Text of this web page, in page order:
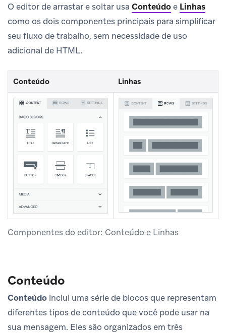
O editor de arrastar e soltar usa Conteúdoe Linhas
como os dois componentes principais para simplificar
seu fluxo de trabalho, sem necessidade de uso
adicional de HTML.
Componentes do editor: Conteúdo e Linhas
Conteúdo Linhas
Conteúdo
Conteúdo inclui uma série de blocos que representam
diferentes tipos de conteúdo que você pode usar na
sua mensagem. Eles são organizados em três